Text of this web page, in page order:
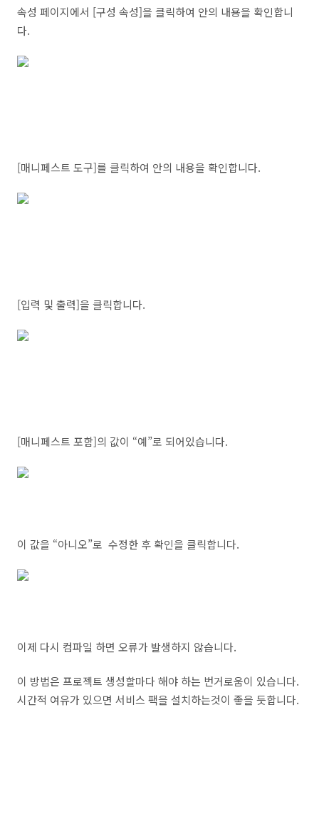
속성 페이지에서 [구성 속성]을 클릭하여 안의 내용을 확인합니
다.
[매니페스트 도구]를 클릭하여 안의 내용을 확인합니다.
[입력 및 출력]을 클릭합니다.
[매니페스트 포함]의 값이 “예”로 되어있습니다.
이 값을 “아니오”로 수정한 후 확인을 클릭합니다.
이제 다시 컴파일 하면 오류가 발생하지 않습니다.
이 방법은 프로젝트 생성할마다 해야 하는 번거로움이 있습니다.
시간적 여유가 있으면 서비스 팩을 설치하는것이 좋을 듯합니다.